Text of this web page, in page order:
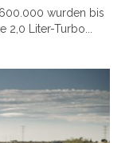
wurden bis
2,0 Liter-Turbo...